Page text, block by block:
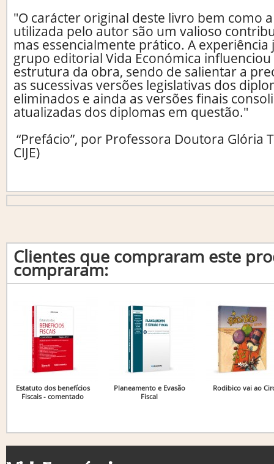
"O carácter original deste livro bem como
utilizada pelo autor são um valioso
mas essencialmente prático. A
grupo editorial Vida Económica
estrutura da obra, sendo de salientar a
as sucessivas versões legislativas dos
eliminados e ainda as versões finais
atualizadas dos diplomas em questão."
“Prefácio”, por Professora Doutora Glória
CIJE)
Clientes que compraram este
compraram:
Estatuto dos benefícios
Fiscais - comentado
Planeamento e Evasão
Fiscal
Rodibico vai ao